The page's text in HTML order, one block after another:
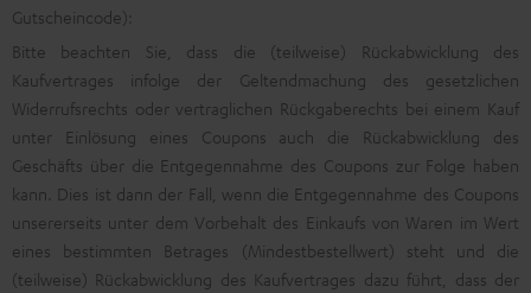
Gutscheincode):
Bitte beachten Sie, dass die (teilweise) Rückabwicklung des
Kaufvertrages infolge der Geltendmachung des gesetzlichen
Widerrufsrechts oder vertraglichen Rückgaberechts bei einem Kauf
unter Einlösung eines Coupons auch die Rückabwicklung des
Geschäfts über die Entgegennahme des Coupons zur Folge haben
kann. Dies ist dann der Fall, wenn die Entgegennahme des Coupons
unsererseits unter dem Vorbehalt des Einkaufs von Waren im Wert
eines bestimmten Betrages (Mindestbestellwert) steht und die
(teilweise) Rückabwicklung des Kaufvertrages dazu führt, dass der